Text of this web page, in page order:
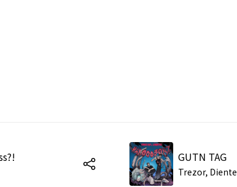
GUTN TAG
Trezor, Diente